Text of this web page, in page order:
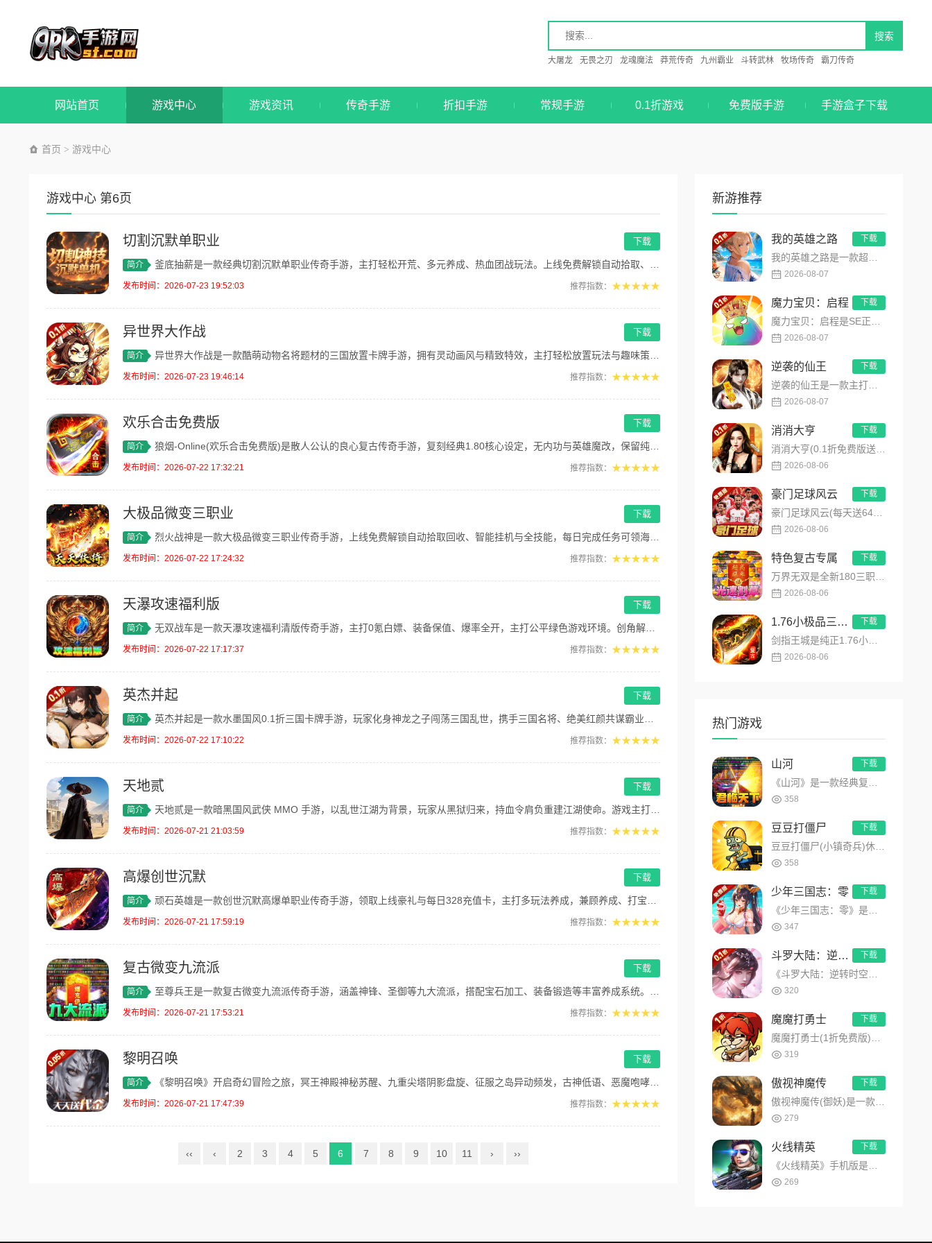
大屠龙 无畏之刃 龙魂魔法 莽荒传奇 九州霸业 斗转武林 牧场传奇 霸刀传奇
网站首页 游戏中心 游戏资讯 传奇手游 折扣手游 常规手游 0.1折游戏 免费版手游 手游盒子下载
首页 > 游戏中心
游戏中心 第6页
切割沉默单职业
简介 釜底抽薪是一款经典切割沉默单职业传奇手游，主打轻松开荒、多元养成、热血团战玩法。上线免费解锁自动拾取、自动回收、切割宝...
发布时间：2026-07-23 19:52:03 推荐指数： ★★★★★
下载
异世界大作战
简介 异世界大作战是一款酷萌动物名将题材的三国放置卡牌手游，拥有灵动画风与精致特效，主打轻松放置玩法与趣味策略博弈。萌将造型...
发布时间：2026-07-23 19:46:14 推荐指数： ★★★★★
下载
欢乐合击免费版
简介 狼烟-Online(欢乐合击免费版)是散人公认的良心复古传奇手游，复刻经典1.80核心设定，无内功与英雄魔改，保留纯粹...
发布时间：2026-07-22 17:32:21 推荐指数： ★★★★★
下载
大极品微变三职业
简介 烈火战神是一款大极品微变三职业传奇手游，上线免费解锁自动拾取回收、智能挂机与全技能，每日完成任务可领海量真实充值，超级...
发布时间：2026-07-22 17:24:32 推荐指数： ★★★★★
下载
天瀑攻速福利版
简介 无双战车是一款天瀑攻速福利清版传奇手游，主打0氪白嫖、装备保值、爆率全开，主打公平绿色游戏环境。创角解锁全自动功能，支...
发布时间：2026-07-22 17:17:37 推荐指数： ★★★★★
下载
英杰并起
简介 英杰并起是一款水墨国风0.1折三国卡牌手游，玩家化身神龙之子闯荡三国乱世，携手三国名将、绝美红颜共谋霸业。沉浸式还原火...
发布时间：2026-07-22 17:10:22 推荐指数： ★★★★★
下载
天地贰
简介 天地贰是一款暗黑国风武侠 MMO 手游，以乱世江湖为背景，玩家从黑狱归来，持血令肩负重建江湖使命。游戏主打暗黑武侠氛围...
发布时间：2026-07-21 21:03:59 推荐指数： ★★★★★
下载
高爆创世沉默
简介 顽石英雄是一款创世沉默高爆单职业传奇手游，领取上线豪礼与每日328充值卡，主打多玩法养成，兼顾养成、打宝、收集玩法。日...
发布时间：2026-07-21 17:59:19 推荐指数： ★★★★★
下载
复古微变九流派
简介 至尊兵王是一款复古微变九流派传奇手游，涵盖神锋、圣御等九大流派，搭配宝石加工、装备锻造等丰富养成系统。沙城热血激战，兄...
发布时间：2026-07-21 17:53:21 推荐指数： ★★★★★
下载
黎明召唤
简介 《黎明召唤》开启奇幻冒险之旅，冥王神殿神秘苏醒、九重尖塔阴影盘旋、征服之岛异动频发，古神低语、恶魔咆哮、幻兽崛起震撼来...
发布时间：2026-07-21 17:47:39 推荐指数： ★★★★★
下载
‹‹ ‹ 2 3 4 5 6 7 8 9 10 11 › ››
新游推荐
我的英雄之路
我的英雄之路是一款超人气动漫正版改编的0.1折高福利卡牌策略手游，以经典进击主题世界观为核心，高度还原原作剧...
2026-08-07
下载
魔力宝贝：启程
魔力宝贝：启程是SE正版授权放置回合卡牌RPG手游，复刻法兰王国经典剧情与Q版画风！融合离线挂机、自由转职、...
2026-08-07
下载
逆袭的仙王
逆袭的仙王是一款主打沉浸式剧情的东方仙侠多人角色扮演手游，打破传统凡人逆袭的老旧叙事，打造独树一帜的仙王回归...
2026-08-07
下载
消消大亨
消消大亨(0.1折免费版送6480)是一款现代商战题材模拟经营养成手游，创新建筑合成升级玩法，不肝不氪！玩家...
2026-08-06
下载
豪门足球风云
豪门足球风云(每天送648)是FIFPRO国际职业球员协会正版授权3D足球经理手游，搭载顶级动作捕捉技术，还...
2026-08-06
下载
特色复古专属
万界无双是全新180三职业神技觉醒复古专属传奇手游，复古玩法创新升级，无套路无暗坑！全地图掉落百件专属装备，...
2026-08-06
下载
1.76小极品三职业
剑指王城是纯正1.76小极品三职业复古传奇手游，永久内置3折福利，完美复刻原版玛法画面与经典玩法！每日免费送...
2026-08-06
下载
热门游戏
山河
《山河》是一款经典复古传奇手游，散人追梦，超多装备！上线赠送自动拾取、自动回收、赞助可打，名剑收集，24种天...
358
下载
豆豆打僵尸
豆豆打僵尸(小镇奇兵)休闲放置卡牌手游火爆开启！游戏结合了休闲放置与卡牌策略，你不仅可以自动战斗，解放双手，...
358
下载
少年三国志：零
《少年三国志：零》是游族「少年三国志」系列全新力作。独创4x4布局，流派组合千变万化，兵将军师皆有可为。品质...
347
下载
斗罗大陆：逆转时空
《斗罗大陆：逆转时空》是一款基于《斗罗大陆》原著IP打造的卡牌RPG手游，玩家可操控唐三、小舞等经典角色，通...
320
下载
魔魔打勇士
魔魔打勇士(1折免费版)百万年后，末日降临，地鼠成为唯一幸存的族群。 好在他们拥有穿梭时空的飞船，能够回到过...
319
下载
傲视神魔传
傲视神魔传(御妖)是一款以道家民俗异闻为题材，主要讲述在民国年间，玩家扮演一位茅山道士，学艺有成，不断提升自...
279
下载
火线精英
《火线精英》手机版是由4399独自开发的FPS（First-PersonShooterGame）射击类手游，...
269
下载